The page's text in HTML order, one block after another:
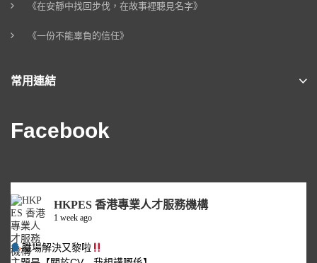
《在安靜中找回步伐，在故事裡聽見名字》
《一份不能辜負的信任》
常用連結
Facebook
HKPES 香港專業人才服務機構
1 week ago
職場解決又黎啦